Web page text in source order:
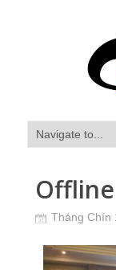
Tháng Chín